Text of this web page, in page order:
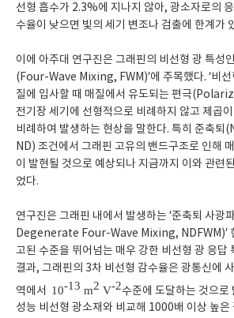
선형 흡수가 2.3%에 지나지 않아, 광소자로의
수율이 낮으면 빛의 세기 변조나 검출에 한계가
이에 아주대 연구진은 그래핀의 비선형 광 특성
(Four-Wave Mixing, FWM)’에 주목했다. ‘비선
질에 입사할 때 매질에서 유도되는 편극
전기장 세기에 선형적으로 비례하지 않고 제곱
비례하여 발생하는 현상을 말한다. 특히 준축
ND) 조건에서 그래핀 고유의 밴드구조로 인해
이 발현될 것으로 예상되나 지금까지 이와 관련
었다.
연구진은 그래핀 내에서 발생하는 ‘준축퇴 사광
Degenerate Four-Wave Mixing, NDFWM)’
고된 수준을 뛰어넘는 매우 강한 비선형 광 응답
결과, 그래핀의 3차 비선형 감수율은 광통신에
역에서 10-13 m2 V-2수준에 도달하는 것으로
성능 비선형 광소재와 비교해 1000배 이상 높은